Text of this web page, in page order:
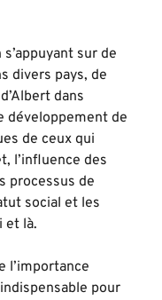
sur de
divers pays, de
dans
développement de
de ceux qui
l’influence des
processus de
social et les
et là.
l’importance
pour